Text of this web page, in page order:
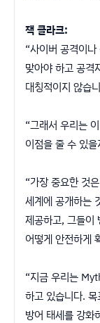
잭 클라크:
“사이버 공격이
맞아야 하고 공격
대칭적이지 않습
“그래서 우리는
이점을 줄 수 있
“가장 중요한 것
세계에 공개하는
제공하고, 그들이
어떻게 안전하게
“지금 우리는
하고 있습니다.
방어 태세를 강화